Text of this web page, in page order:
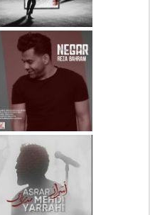
دانلود آلبوم جدید سیروان
خسروی بنام مونولوگ
دانلود آهنگ جدید رضا
بهرام بنام نگار